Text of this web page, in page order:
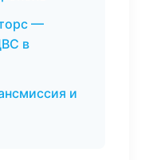
—
в
и